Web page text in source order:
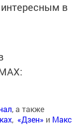
в
, а также
, «Дзен» и Макс